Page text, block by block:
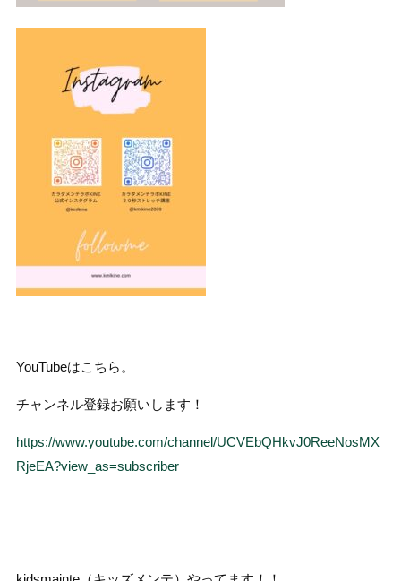
YouTubeはこちら。
チャンネル登録お願いします！
https://www.youtube.com/channel/UCVEbQHkvJ0ReeNosMX
RjeEA?view_as=subscriber